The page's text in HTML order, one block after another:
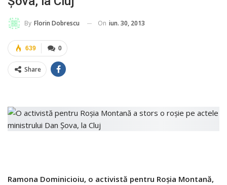
By Florin Dobrescu On iun. 30, 2013
0
639
Share
Ramona Dominicioiu, o activistă pentru Roşia Montană,